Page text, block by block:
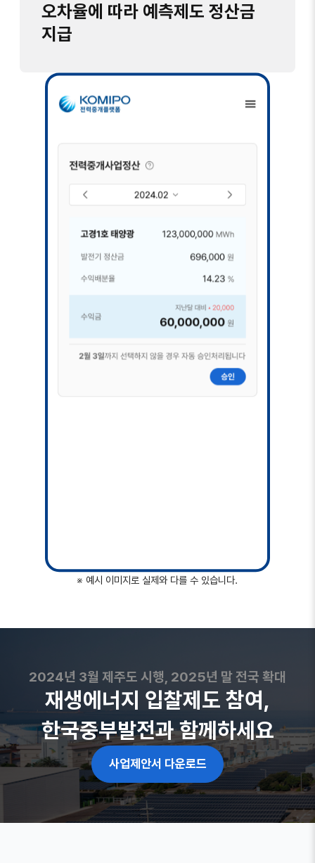
※ 예시 이미지로 실제와 다를 수 있습니다.
오차율에 따라 예측제도 정산금
지급
2024년 3월 제주도 시행, 2025년 말 전국 확대
재생에너지 입찰제도 참여,
한국중부발전과 함께하세요
사업제안서 다운로드